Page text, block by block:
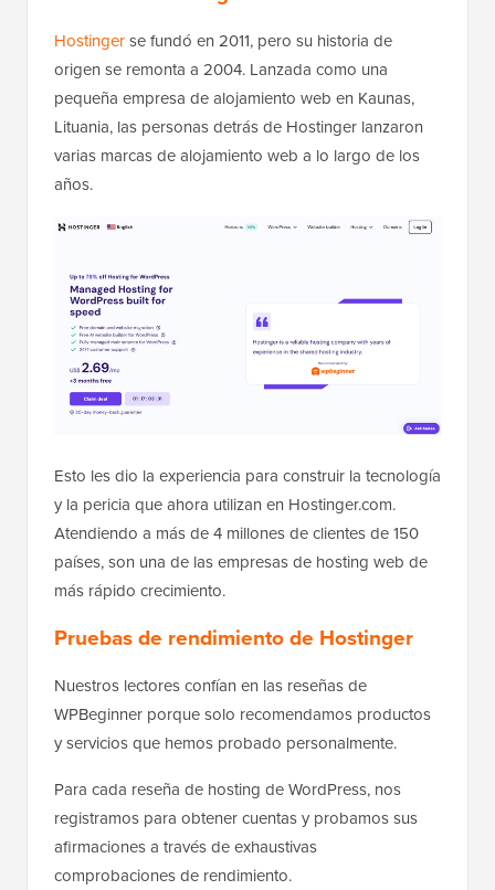
Hostingerse fundó en 2011, pero su historia de
origen se remonta a 2004. Lanzada como una
pequeña empresa de alojamiento web en Kaunas,
Lituania, las personas detrás de Hostinger lanzaron
varias marcas de alojamiento web a lo largo de los
años.
Esto les dio la experiencia para construir la tecnología
y la pericia que ahora utilizan en Hostinger.com.
Atendiendo a más de 4 millones de clientes de 150
países, son una de las empresas de hosting web de
más rápido crecimiento.
Pruebas de rendimiento de Hostinger
Nuestros lectores confían en las reseñas de
WPBeginner porque solo recomendamos productos
y servicios que hemos probado personalmente.
Para cada reseña de hosting de WordPress, nos
registramos para obtener cuentas y probamos sus
afirmaciones a través de exhaustivas
comprobaciones de rendimiento.